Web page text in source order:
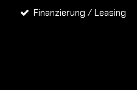
Finanzierung / Leasing